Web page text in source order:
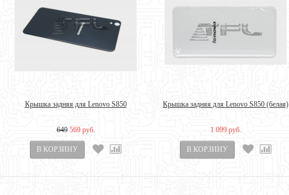
Крышка задняя для Lenovo S850
649 569 руб.
Крышка задняя для Lenovo S850 (белая)
1 099 руб.